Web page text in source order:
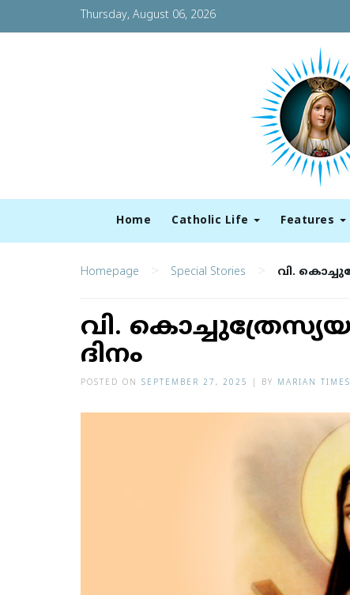
Thursday, August 06, 2026
Home Catholic Life Features
Homepage > Special Stories > വി.
വി.
ദിനം
POSTED ON SEPTEMBER 27, 2025 BY MARIAN